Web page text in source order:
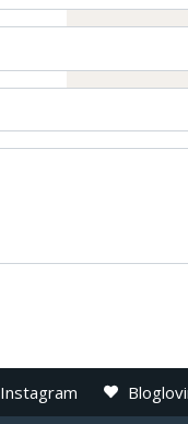
Instagram